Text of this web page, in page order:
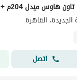
الجديدة، القاهرة
اتصل